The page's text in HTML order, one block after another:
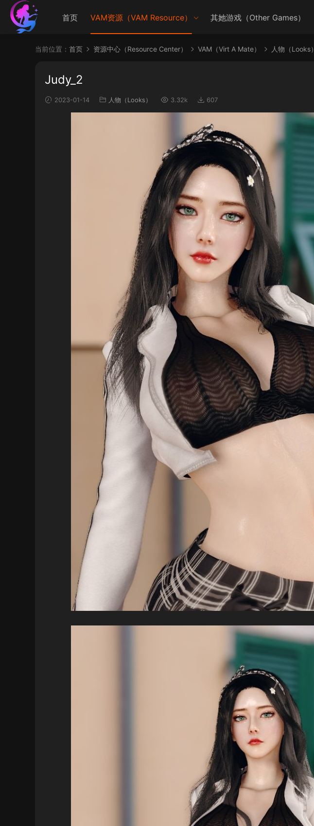
首页 VAM资源（VAM Resource） 其她游戏（Other Games）
当前位置： 首页 资源中心（Resource Center） VAM（Virt A Mate） 人物（Looks）
Judy_2
2023-01-14 人物（Looks） 3.32k 607